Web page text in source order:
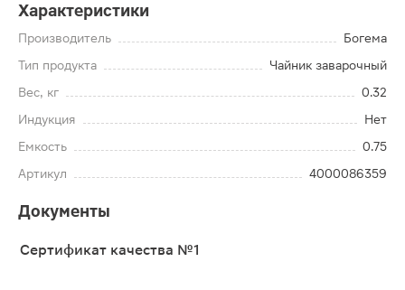
Характеристики
Производитель
Богема
Тип продукта
Чайник заварочный
Вес, кг
0.32
Индукция
Нет
Емкость
0.75
Артикул
4000086359
Документы
Сертификат качества №1